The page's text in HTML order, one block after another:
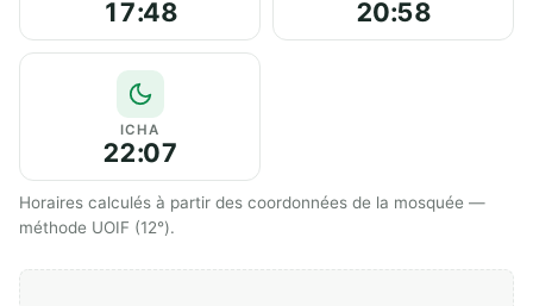
17:48 20:58
ICHA
22:07
Horaires calculés à partir des coordonnées de la mosquée —
méthode UOIF (12°).